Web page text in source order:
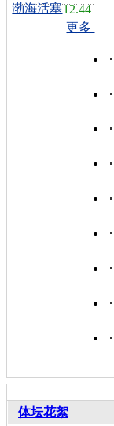
渤海活塞12.44
更多
体坛花絮